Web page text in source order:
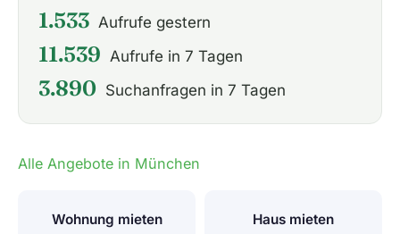
1.533 Aufrufe gestern
11.539 Aufrufe in 7 Tagen
3.890 Suchanfragen in 7 Tagen
Alle Angebote in München
Wohnung mieten Haus mieten